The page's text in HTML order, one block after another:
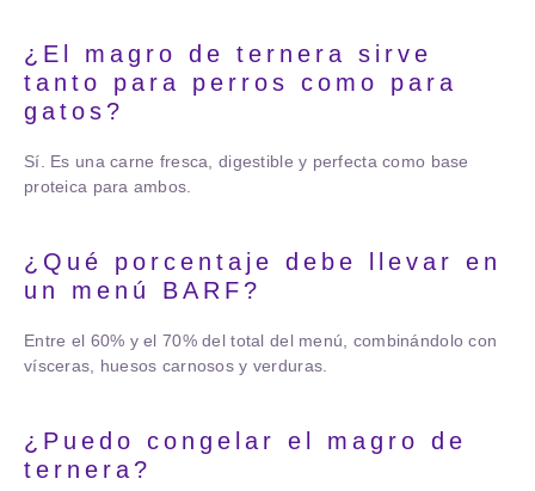
¿El magro de ternera sirve
tanto para perros como para
gatos?
Sí. Es una carne fresca, digestible y perfecta como base
proteica para ambos.
¿Qué porcentaje debe llevar en
un menú BARF?
Entre el 60% y el 70% del total del menú, combinándolo con
vísceras, huesos carnosos y verduras.
¿Puedo congelar el magro de
ternera?